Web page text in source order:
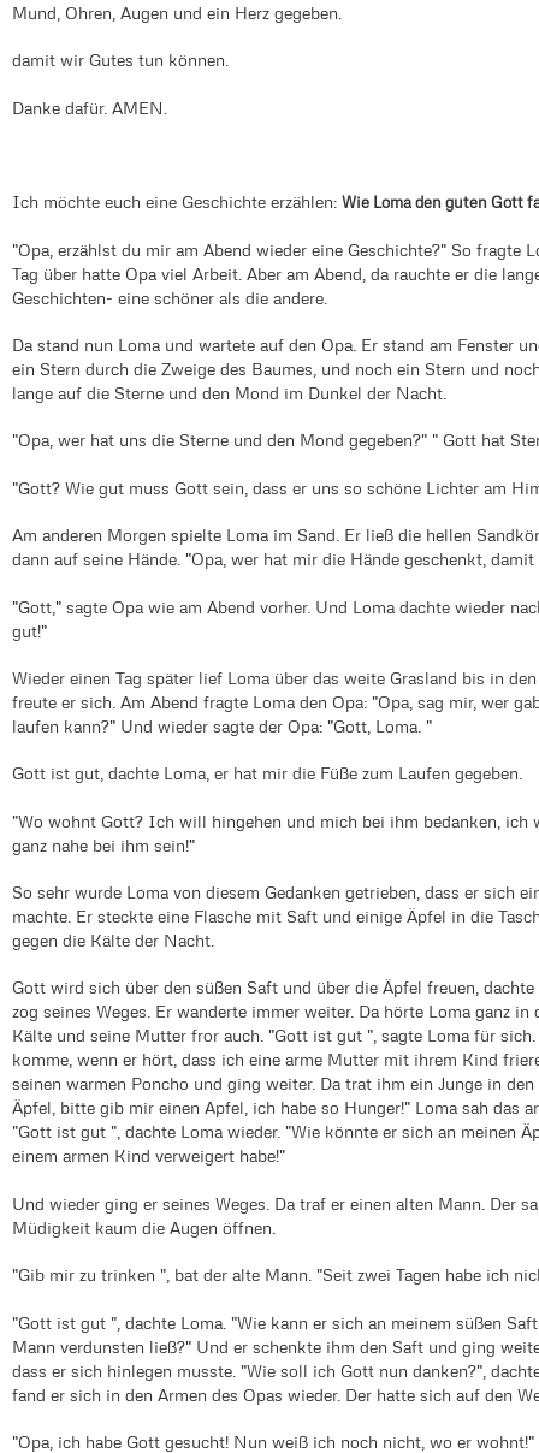
Mund, Ohren, Augen und ein Herz gegeben.
damit wir Gutes tun können.
Danke dafür. AMEN.
Ich möchte euch eine Geschichte erzählen: Wie Loma den guten Gott
"Opa, erzählst du mir am Abend wieder eine Geschichte?" So fragte
Tag über hatte Opa viel Arbeit. Aber am Abend, da rauchte er die
Geschichten- eine schöner als die andere.
Da stand nun Loma und wartete auf den Opa. Er stand am Fenster
ein Stern durch die Zweige des Baumes, und noch ein Stern und
lange auf die Sterne und den Mond im Dunkel der Nacht.
"Opa, wer hat uns die Sterne und den Mond gegeben?" " Gott hat
"Gott? Wie gut muss Gott sein, dass er uns so schöne Lichter am
Am anderen Morgen spielte Loma im Sand. Er ließ die hellen
dann auf seine Hände. "Opa, wer hat mir die Hände geschenkt,
"Gott," sagte Opa wie am Abend vorher. Und Loma dachte wieder
gut!"
Wieder einen Tag später lief Loma über das weite Grasland bis in
freute er sich. Am Abend fragte Loma den Opa: "Opa, sag mir, wer
laufen kann?" Und wieder sagte der Opa: "Gott, Loma. "
Gott ist gut, dachte Loma, er hat mir die Füße zum Laufen gegeben.
"Wo wohnt Gott? Ich will hingehen und mich bei ihm bedanken,
ganz nahe bei ihm sein!"
So sehr wurde Loma von diesem Gedanken getrieben, dass er sich
machte. Er steckte eine Flasche mit Saft und einige Äpfel in die
gegen die Kälte der Nacht.
Gott wird sich über den süßen Saft und über die Äpfel freuen,
zog seines Weges. Er wanderte immer weiter. Da hörte Loma ganz
Kälte und seine Mutter fror auch. "Gott ist gut ", sagte Loma für
komme, wenn er hört, dass ich eine arme Mutter mit ihrem Kind
seinen warmen Poncho und ging weiter. Da trat ihm ein Junge in
Äpfel, bitte gib mir einen Apfel, ich habe so Hunger!" Loma sah das
"Gott ist gut ", dachte Loma wieder. "Wie könnte er sich an meinen
einem armen Kind verweigert habe!"
Und wieder ging er seines Weges. Da traf er einen alten Mann. Der
Müdigkeit kaum die Augen öffnen.
"Gib mir zu trinken ", bat der alte Mann. "Seit zwei Tagen habe ich
"Gott ist gut ", dachte Loma. "Wie kann er sich an meinem süßen
Mann verdunsten ließ?" Und er schenkte ihm den Saft und ging
dass er sich hinlegen musste. "Wie soll ich Gott nun danken?",
fand er sich in den Armen des Opas wieder. Der hatte sich auf den
"Opa, ich habe Gott gesucht! Nun weiß ich noch nicht, wo er